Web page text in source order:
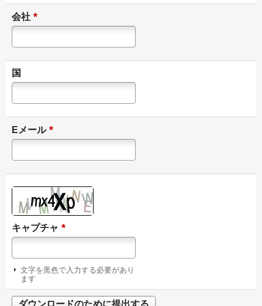
会社 *
国
Eメール *
キャプチャ *
文字を黒色で入力する必要があり
ます